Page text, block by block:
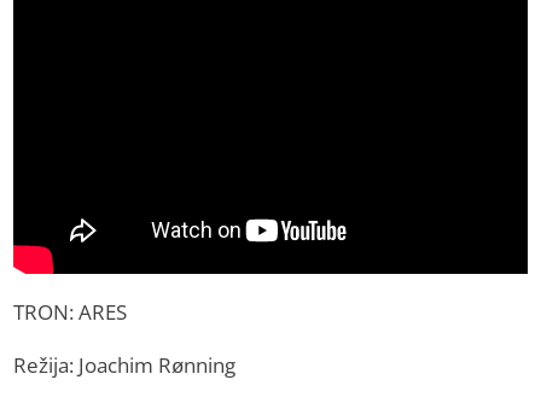
TRON: ARES
Režija: Joachim Rønning